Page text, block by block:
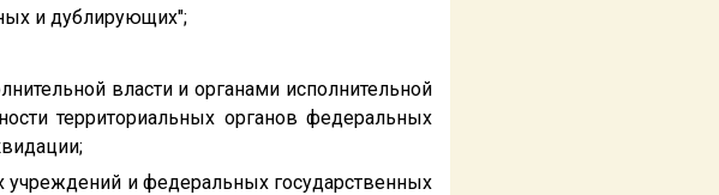
и дублирующих";
власти и органами исполнительной
территориальных органов федеральных
и федеральных государственных